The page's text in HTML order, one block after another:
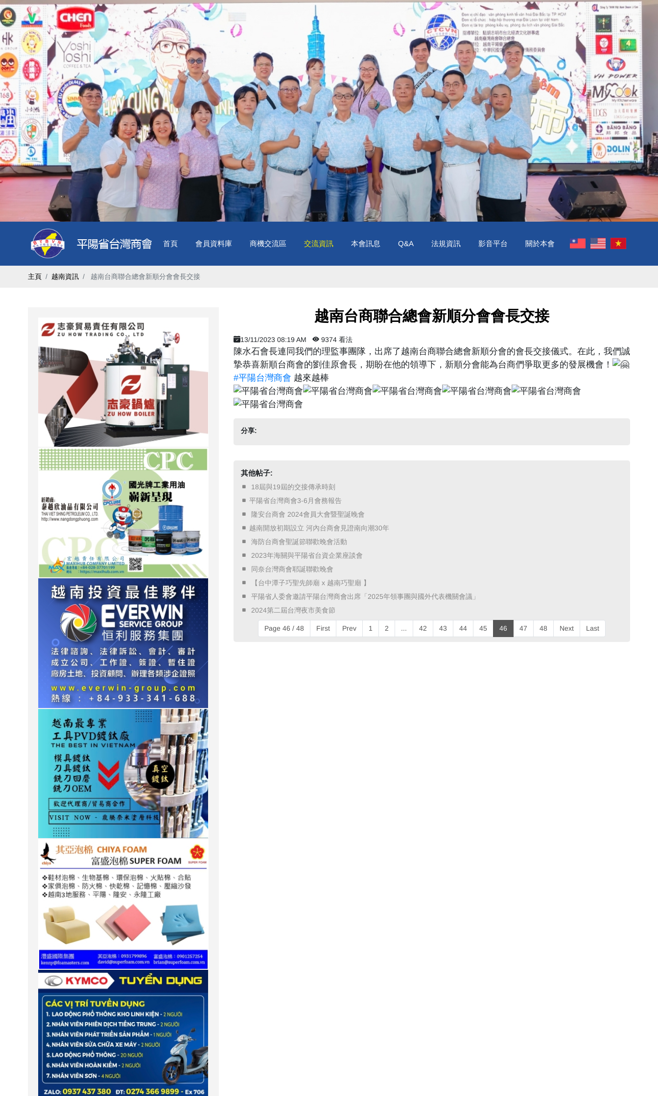
首頁 會員資料庫 商機交流區 交流資訊 本會訊息 Q&A 法規資訊 影音平台 關於本會
主頁 越南資訊 ​ 越南台商聯合總會新順分會會長交接 ​
​ 越南台商聯合總會新順分會會長交接 ​
13/11/2023 08:19 AM 9374 看法
陳水石會長連同我們的理監事團隊，出席了越南台商聯合總會新順分會的會長交接儀式。在此，我們誠
摯恭喜新順台商會的劉佳原會長，期盼在他的領導下，新順分會能為台商們爭取更多的發展機會！
#平陽台灣商會 越來越棒
分享:
其他帖子:
​ 18屆與19屆的交接傳承時刻 ​
平陽省台灣商會3-6月會務報告
​ 隆安台商會 2024會員大會暨聖誕晚會 ​
越南開放初期設立 河內台商會見證南向潮30年
​ 海防台商會聖誕節聯歡晚會活動 ​
​ 2023年海關與平陽省台資企業座談會 ​
​ 同奈台灣商會耶誕聯歡晚會 ​
​ 【台中潭子巧聖先師廟 x 越南巧聖廟 】 ​
​ 平陽省人委會邀請平陽台灣商會出席「2025年領事團與國外代表機關會議」 ​
​ 2024第二屆台灣夜市美食節 ​
Page 46 / 48 First Prev 1 2 ... 42 43 44 45 46 47 48 Next Last